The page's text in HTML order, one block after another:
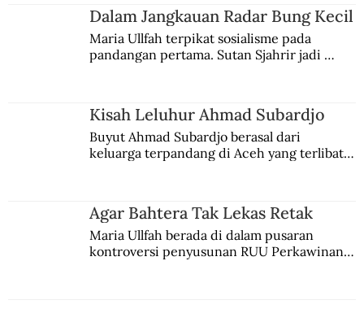
Jules Verne, Multatuli, hingga Sun Yat-sen.
Dalam Jangkauan Radar Bung Kecil
Maria Ullfah terpikat sosialisme pada
pandangan pertama. Sutan Sjahrir jadi
Kisah Leluhur Ahmad Subardjo
Buyut Ahmad Subardjo berasal dari
keluarga terpandang di Aceh yang terlibat
Agar Bahtera Tak Lekas Retak
Maria Ullfah berada di dalam pusaran
kontroversi penyusunan RUU Perkawinan.